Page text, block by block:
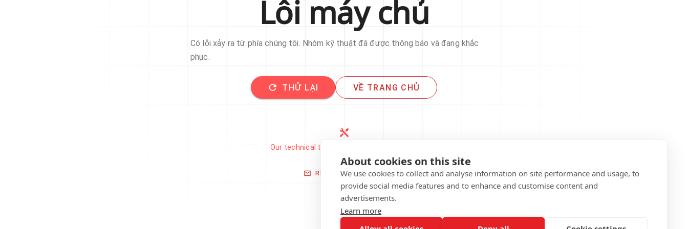
About cookies on this site
We use cookies to collect and analyse information on site performance and usage, to
provide social media features and to enhance and customise content and
advertisements.
Learn more
Lỗi máy chủ
Có lỗi xảy ra từ phía chúng tôi. Nhóm kỹ thuật đã được thông báo và đang khắc
phục.
THỬ LẠI VỀ TRANG CHỦ
Our technical team has been automatically
notified.
REPORT THIS ISSUE